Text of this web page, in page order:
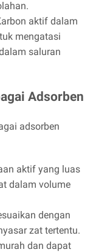
aktif dalam
mengatasi
saluran
Adsorben
adsorben
aktif yang luas
dalam volume
dengan
zat tertentu.
dan dapat